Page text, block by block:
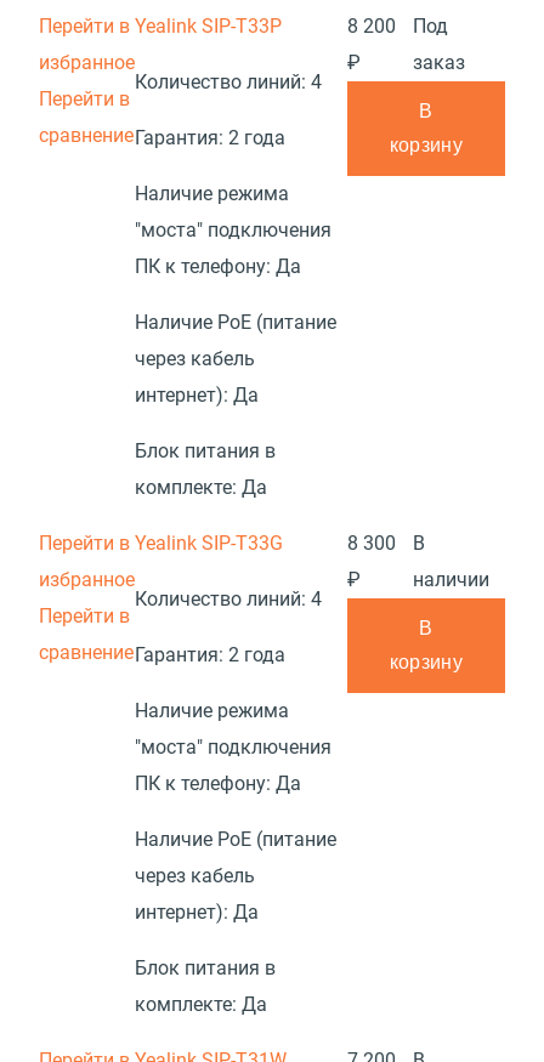
Перейти в
избранное
Перейти в
сравнение
Yealink SIP-T33P
Количество линий: 4
Гарантия: 2 года
Наличие режима
"моста" подключения
ПК к телефону: Да
Наличие PoE (питание
через кабель
интернет): Да
Блок питания в
комплекте: Да
8 200
₽
Под
заказ
В
корзину
Перейти в
избранное
Перейти в
сравнение
Yealink SIP-T33G
Количество линий: 4
Гарантия: 2 года
Наличие режима
"моста" подключения
ПК к телефону: Да
Наличие PoE (питание
через кабель
интернет): Да
Блок питания в
комплекте: Да
8 300
₽
В
наличии
В
корзину